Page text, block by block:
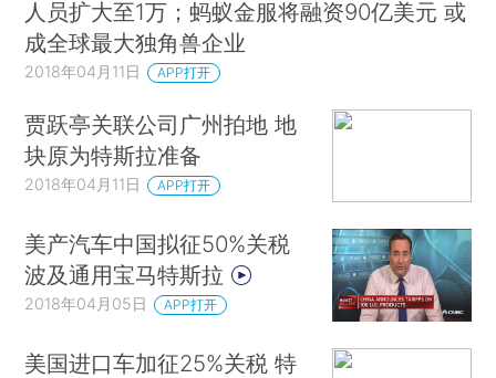
人员扩大至1万；蚂蚁金服将融资90亿美元 或
成全球最大独角兽企业
2018年04月11日 APP打开
贾跃亭关联公司广州拍地 地
块原为特斯拉准备
2018年04月11日 APP打开
美产汽车中国拟征50%关税
波及通用宝马特斯拉
2018年04月05日 APP打开
美国进口车加征25%关税 特